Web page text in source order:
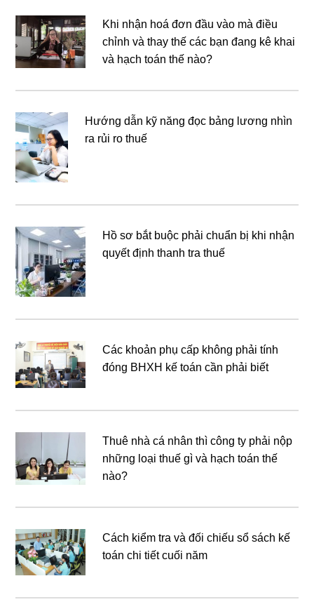
Khi nhận hoá đơn đầu vào mà điều
chỉnh và thay thế các bạn đang kê khai
và hạch toán thế nào?
Hướng dẫn kỹ năng đọc bảng lương nhìn
ra rủi ro thuế
Hồ sơ bắt buộc phải chuẩn bị khi nhận
quyết định thanh tra thuế
Các khoản phụ cấp không phải tính
đóng BHXH kế toán cần phải biết
Thuê nhà cá nhân thì công ty phải nộp
những loại thuế gì và hạch toán thế
nào?
Cách kiểm tra và đối chiếu sổ sách kế
toán chi tiết cuối năm